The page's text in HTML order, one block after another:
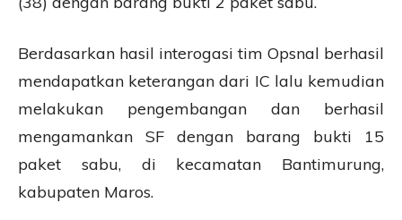
Berdasarkan hasil interogasi tim Opsnal berhasil
mendapatkan keterangan dari IC lalu kemudian
melakukan pengembangan dan berhasil
mengamankan SF dengan barang bukti 15
paket sabu, di kecamatan Bantimurung,
kabupaten Maros.